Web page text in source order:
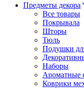
Предметы декора
Все товары
Покрывала
Шторы
Тюль
Подушки
Наборы
Ароматные
Коврики